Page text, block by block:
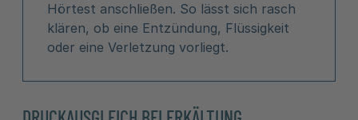
Hörtest anschließen. So lässt sich rasch
klären, ob eine Entzündung, Flüssigkeit
oder eine Verletzung vorliegt.